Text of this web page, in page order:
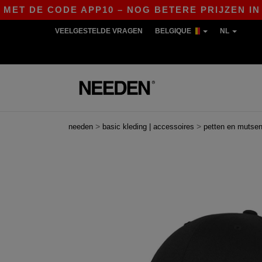
APP10 – NOG BETERE PRIJZEN IN DE
VEELGESTELDE VRAGEN BELGIQUE NL
needen > basic kleding | accessoires > petten en mutsen